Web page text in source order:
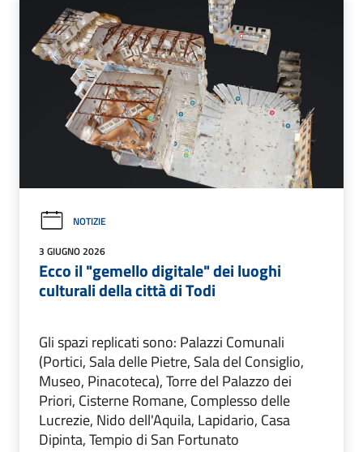
NOTIZIE
3 GIUGNO 2026
Ecco il "gemello digitale" dei luoghi
culturali della città di Todi
Gli spazi replicati sono: Palazzi Comunali
(Portici, Sala delle Pietre, Sala del Consiglio,
Museo, Pinacoteca), Torre del Palazzo dei
Priori, Cisterne Romane, Complesso delle
Lucrezie, Nido dell'Aquila, Lapidario, Casa
Dipinta, Tempio di San Fortunato